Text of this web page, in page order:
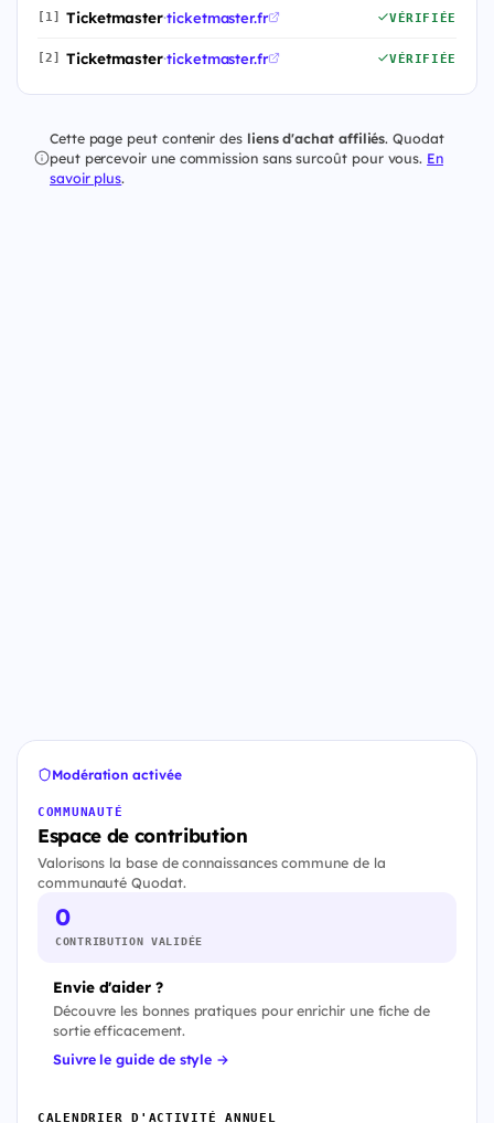
[1] Ticketmaster·ticketmaster.fr VÉRIFIÉE
[2] Ticketmaster·ticketmaster.fr VÉRIFIÉE
Cette page peut contenir des liens d'achat affiliés. Quodat
peut percevoir une commission sans surcoût pour vous. En
savoir plus.
Modération activée
COMMUNAUTÉ
Espace de contribution
Valorisons la base de connaissances commune de la
communauté Quodat.
0
CONTRIBUTION VALIDÉE
Envie d'aider ?
Découvre les bonnes pratiques pour enrichir une fiche de
sortie efficacement.
Suivre le guide de style →
CALENDRIER D'ACTIVITÉ ANNUEL